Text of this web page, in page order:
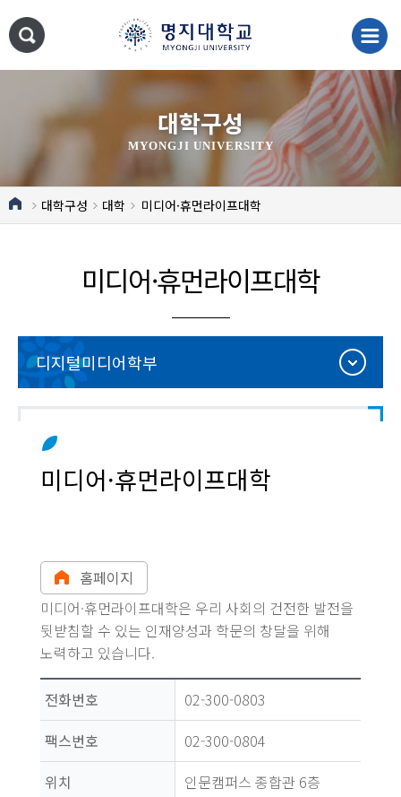
대학구성
MYONGJI UNIVERSITY
대학구성 대학 미디어·휴먼라이프대학
미디어·휴먼라이프대학
디지털미디어학부
미디어·휴먼라이프대학
홈페이지
미디어·휴먼라이프대학은 우리 사회의 건전한 발전을
뒷받침할 수 있는 인재양성과 학문의 창달을 위해
노력하고 있습니다.
전화번호
02-300-0803
팩스번호
02-300-0804
위치
인문캠퍼스 종합관 6층